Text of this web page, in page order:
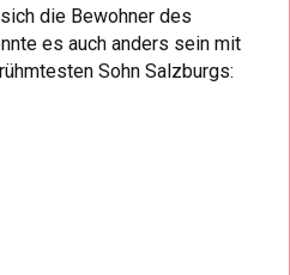
die Bewohner des
es auch anders sein mit
Sohn Salzburgs: